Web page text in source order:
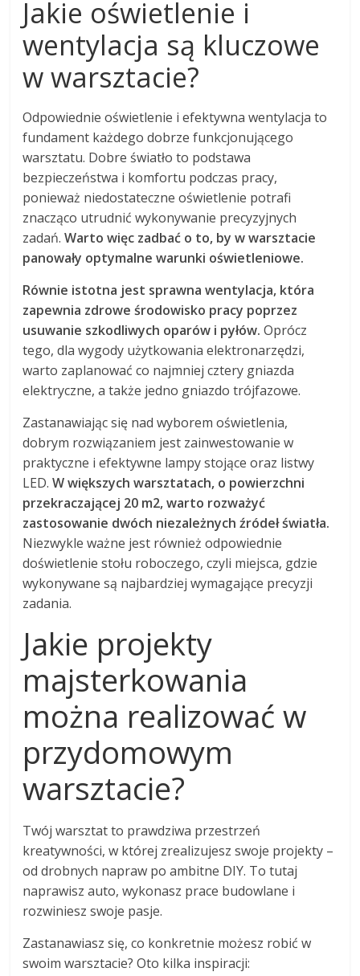
Jakie oświetlenie i
wentylacja są kluczowe
w warsztacie?
Odpowiednie oświetlenie i efektywna wentylacja to
fundament każdego dobrze funkcjonującego
warsztatu. Dobre światło to podstawa
bezpieczeństwa i komfortu podczas pracy,
ponieważ niedostateczne oświetlenie potrafi
znacząco utrudnić wykonywanie precyzyjnych
zadań.Warto więc zadbać o to, by w warsztacie
panowały optymalne warunki oświetleniowe.
Równie istotna jest sprawna wentylacja, która
zapewnia zdrowe środowisko pracy poprzez
usuwanie szkodliwych oparów i pyłów. Oprócz
tego, dla wygody użytkowania elektronarzędzi,
warto zaplanować co najmniej cztery gniazda
elektryczne, a także jedno gniazdo trójfazowe.
Zastanawiając się nad wyborem oświetlenia,
dobrym rozwiązaniem jest zainwestowanie w
praktyczne i efektywne lampy stojące oraz listwy
LED.W większych warsztatach, o powierzchni
przekraczającej 20 m2, warto rozważyć
zastosowanie dwóch niezależnych źródeł światła.
Niezwykle ważne jest również odpowiednie
doświetlenie stołu roboczego, czyli miejsca, gdzie
wykonywane są najbardziej wymagające precyzji
zadania.
Jakie projekty
majsterkowania
można realizować w
przydomowym
warsztacie?
Twój warsztat to prawdziwa przestrzeń
kreatywności, w której zrealizujesz swoje projekty –
od drobnych napraw po ambitne DIY. To tutaj
naprawisz auto, wykonasz prace budowlane i
rozwiniesz swoje pasje.
Zastanawiasz się, co konkretnie możesz robić w
swoim warsztacie? Oto kilka inspiracji: